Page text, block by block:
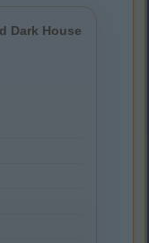
Dark House